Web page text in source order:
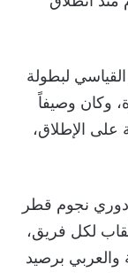
لبطولة
حيث تُوج باللقب 16 مرة، وكان وصيفاً
على الإطلاق،
نجوم قطر
قطر والريان والدحيل برصيد 8 ألقاب لكل فريق،
والعربي برصيد